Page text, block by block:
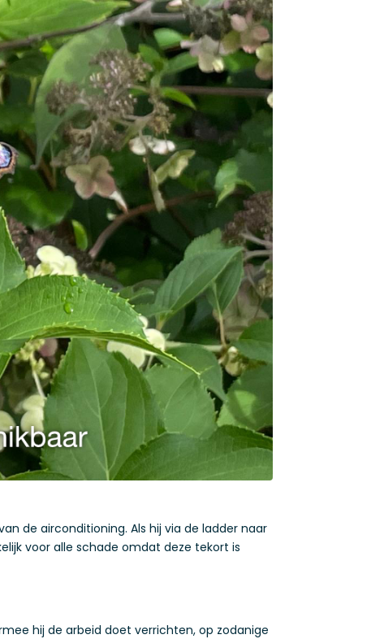
de airconditioning. Als hij via de ladder naar
voor alle schade omdat deze tekort is
hij de arbeid doet verrichten, op zodanige